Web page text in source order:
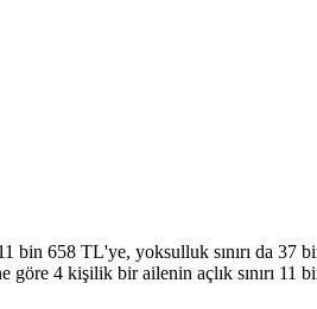
bin 658 TL'ye, yoksulluk sınırı da
4 kişilik bir ailenin açlık sınırı